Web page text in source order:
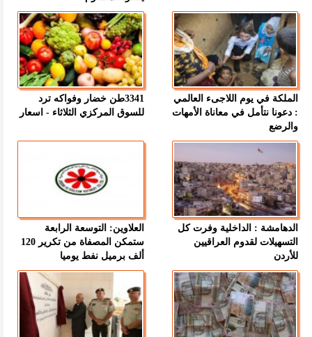
الملكة في يوم اللاجىء العالمي
: دعونا نتأمل في معاناة الأمهات
والرضع
3341طن خضار وفواكه ترد
للسوق المركزي الثلاثاء - اسعار
الدهامشة : الداخلية وفرت كل
التسهيلات لقدوم العراقيين
للأردن
العلاوين: التوسعة الرابعة
ستمكن المصفاة من تكرير 120
ألف برميل نفط يوميا